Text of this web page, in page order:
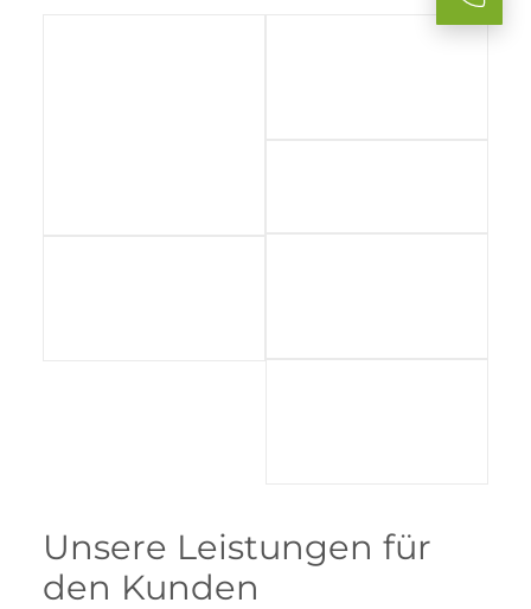
Unsere Leistungen für
den Kunden